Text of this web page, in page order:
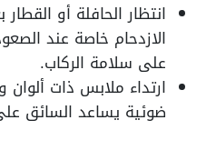
انتظار الحافلة أو
الازدحام خاصة عند
على سلامة الركاب.
ارتداء ملابس ذات
ضوئية يساعد السائق